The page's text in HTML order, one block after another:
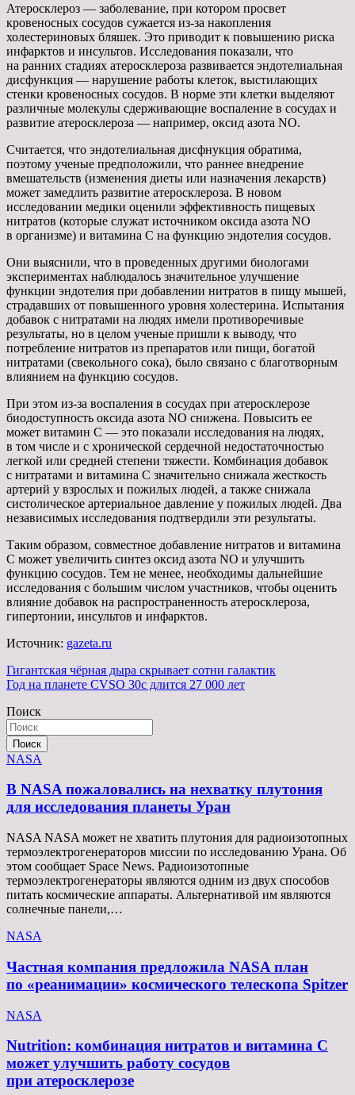
Атеросклероз — заболевание, при котором просвет
кровеносных сосудов сужается из-за накопления
холестериновых бляшек. Это приводит к повышению риска
инфарктов и инсультов. Исследования показали, что
на ранних стадиях атеросклероза развивается эндотелиальная
дисфункция — нарушение работы клеток, выстилающих
стенки кровеносных сосудов. В норме эти клетки выделяют
различные молекулы сдерживающие воспаление в сосудах и
развитие атеросклероза — например, оксид азота NO.
Считается, что эндотелиальная дисфнукция обратима,
поэтому ученые предположили, что раннее внедрение
вмешательств (изменения диеты или назначения лекарств)
может замедлить развитие атеросклероза. В новом
исследовании медики оценили эффективность пищевых
нитратов (которые служат источником оксида азота NO
в организме) и витамина С на функцию эндотелия сосудов.
Они выяснили, что в проведенных другими биологами
экспериментах наблюдалось значительное улучшение
функции эндотелия при добавлении нитратов в пищу мышей,
страдавших от повышенного уровня холестерина. Испытания
добавок с нитратами на людях имели противоречивые
результаты, но в целом ученые пришли к выводу, что
потребление нитратов из препаратов или пищи, богатой
нитратами (свекольного сока), было связано с благотворным
влиянием на функцию сосудов.
При этом из-за воспаления в сосудах при атеросклерозе
биодоступность оксида азота NO снижена. Повысить ее
может витамин C — это показали исследования на людях,
в том числе и с хронической сердечной недостаточностью
легкой или средней степени тяжести. Комбинация добавок
с нитратами и витамина С значительно снижала жесткость
артерий у взрослых и пожилых людей, а также снижала
систолическое артериальное давление у пожилых людей. Два
независимых исследования подтвердили эти результаты.
Таким образом, совместное добавление нитратов и витамина
С может увеличить синтез оксид азота NO и улучшить
функцию сосудов. Тем не менее, необходимы дальнейшие
исследования с большим числом участников, чтобы оценить
влияние добавок на распространенность атеросклероза,
гипертонии, инсультов и инфарктов.
Источник: gazeta.ru
Навигация
по
записям
Гигантская чёрная дыра скрывает сотни галактик
Год на планете CVSO 30c длится 27 000 лет
Поиск
Поиск
NASA
В NASA пожаловались на нехватку плутония
для исследования планеты Уран
NASA NASA может не хватить плутония для радиоизотопных
термоэлектрогенераторов миссии по исследованию Урана. Об
этом сообщает Space News. Радиоизотопные
термоэлектрогенераторы являются одним из двух способов
питать космические аппараты. Альтернативой им являются
солнечные панели,…
NASA
Частная компания предложила NASA план
по «реанимации» космического телескопа Spitzer
NASA
Nutrition: комбинация нитратов и витамина C
может улучшить работу сосудов
при атеросклерозе